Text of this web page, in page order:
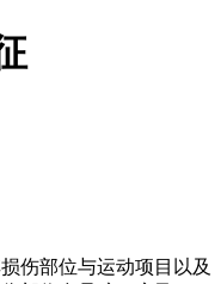
伤部位与运动项目以及